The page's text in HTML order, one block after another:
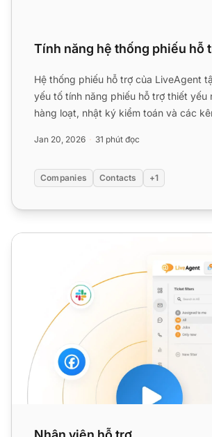
Tính năng hệ thống phiếu hỗ
Hệ thống phiếu hỗ trợ của LiveAgent
yếu tố tính năng phiếu hỗ trợ thiết yếu
hàng loạt, nhật ký kiểm toán và các
Jan 20, 2026 31 phút đọc
Companies Contacts +1
Nhân viên hỗ trợ